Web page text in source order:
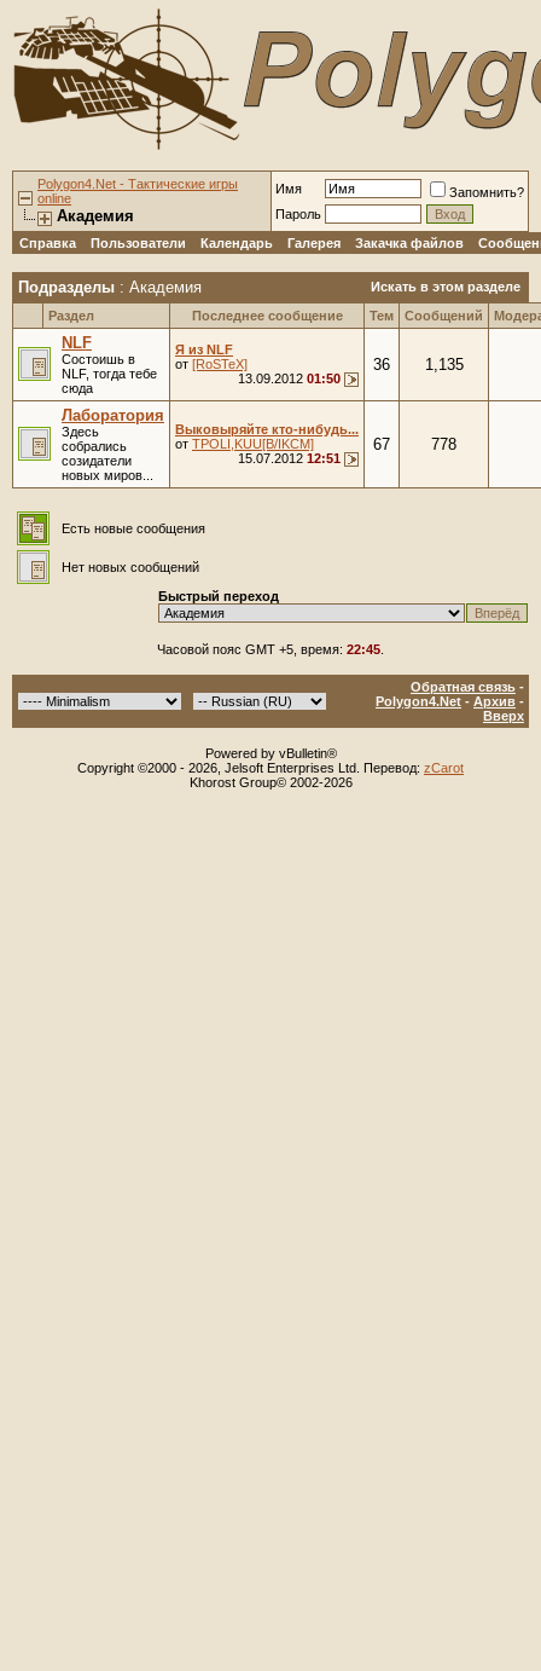
Polygon4.Net - Тактические игры
online
Академия
Имя
Запомнить?
Пароль
Справка
Пользователи Календарь Галерея Закачка файлов
Подразделы : Академия
Искать в этом разделе
Раздел
Последнее сообщение Тем Сообщений
NLF
Состоишь в
NLF, тогда тебе
сюда
Я из NLF
от [RoSTeX]
13.09.2012 01:50
36 1,135
Лаборатория
Здесь
собрались
созидатели
новых миров...
Выковыряйте кто-нибудь...
от TPOLI,KUU[B/IKCM]
15.07.2012 12:51
67 778
Есть новые сообщения
Нет новых сообщений
Быстрый переход
Часовой пояс GMT +5, время: 22:45
Обратная связь -
Polygon4.Net - Архив -
Вверх
Powered by vBulletin®
Copyright ©2000 - 2026, Jelsoft Enterprises Ltd. Перевод: zCarot
Khorost Group© 2002-2026